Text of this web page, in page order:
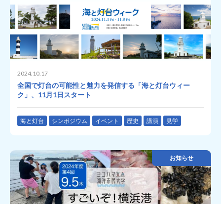
2024.10.17
全国で灯台の可能性と魅力を発信する「海と灯台ウィー
ク」、11月1日スタート
海と灯台 シンポジウム イベント 歴史 講演 見学
お知らせ